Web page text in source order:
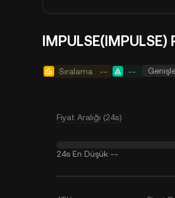
Sıralama -- --
Fiyat Aralığı (24s)
24s En Düşük --